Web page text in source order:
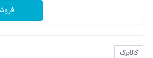
کالابرگ